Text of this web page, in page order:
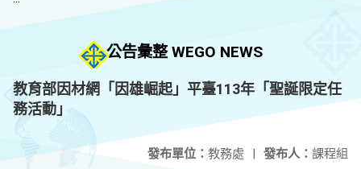
公告彙整 WEGO NEWS
教育部因材網「因雄崛起」平臺113年「聖誕限定任
務活動」
發布人： 課程組
發布單位： 教務處 |